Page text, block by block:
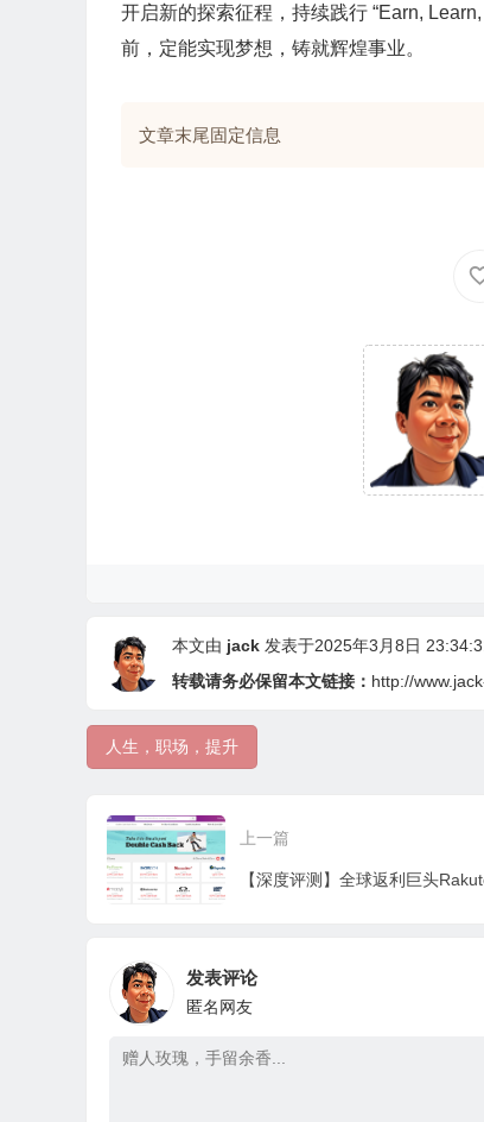
开启新的探索征程，持续践行 “Earn,
前，定能实现梦想，铸就辉煌事业。
文章末尾固定信息
本文由 jack 发表于2025年3月8日
转载请务必保留本文链接： http://
人生，职场，提升
上一篇
发表评论
匿名网友